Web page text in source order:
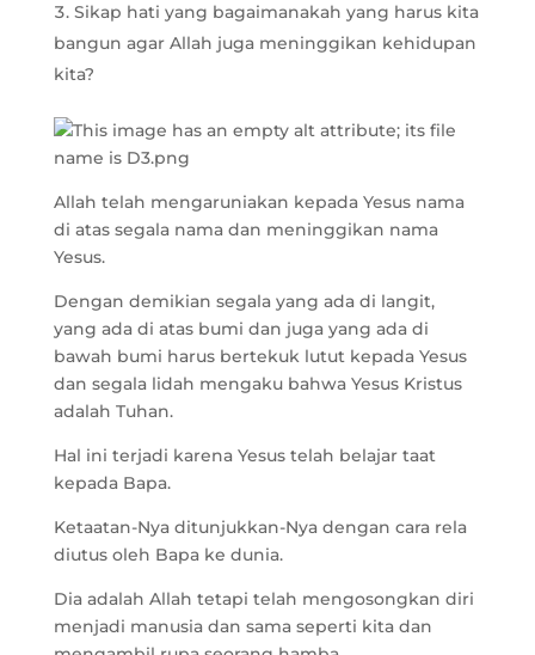
Sikap hati yang bagaimanakah yang harus kita
bangun agar Allah juga meninggikan kehidupan
kita?
Allah telah mengaruniakan kepada Yesus nama
di atas segala nama dan meninggikan nama
Yesus.
Dengan demikian segala yang ada di langit,
yang ada di atas bumi dan juga yang ada di
bawah bumi harus bertekuk lutut kepada Yesus
dan segala lidah mengaku bahwa Yesus Kristus
adalah Tuhan.
Hal ini terjadi karena Yesus telah belajar taat
kepada Bapa.
Ketaatan-Nya ditunjukkan-Nya dengan cara rela
diutus oleh Bapa ke dunia.
Dia adalah Allah tetapi telah mengosongkan diri
menjadi manusia dan sama seperti kita dan